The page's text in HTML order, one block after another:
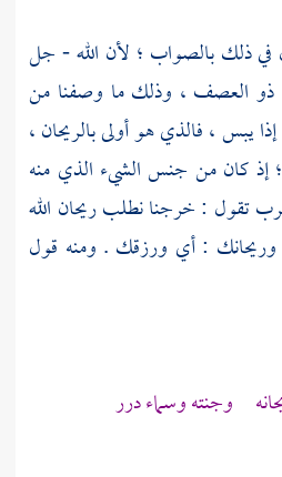
في ذلك بالصواب ؛ لأن الله - جل
ذو العصف ، وذلك ما وصفنا من
يبس ، فالذي هو أولى بالريحان ،
إذ كان من جنس الشيء الذي منه
تقول : خرجنا نطلب ريحان الله
: أي ورزقك . ومنه قول
وجنته وسماء درر